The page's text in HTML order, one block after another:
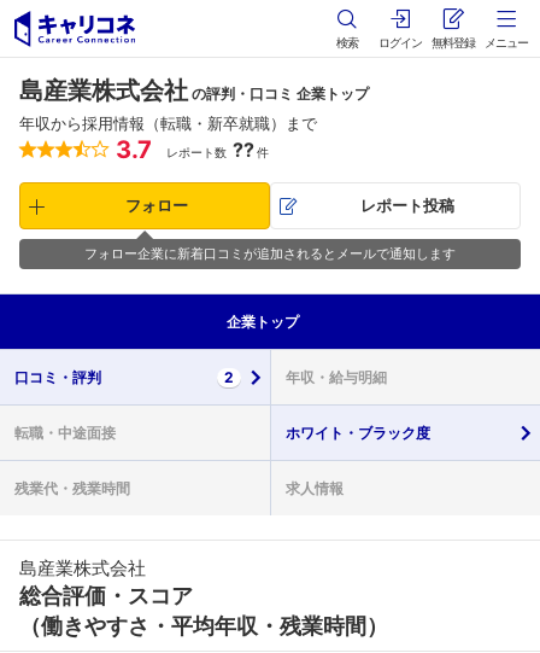
検索 ログイン 無料登録 メニュー
島産業株式会社 の評判・口コミ 企業トップ
年収から採用情報（転職・新卒就職）まで
3.7 レポート数 ??件
フォロー レポート投稿
フォロー企業に新着口コミが追加されるとメールで通知します
企業 トップ
口コミ・ 評判 2 年収・ 給与明細
転職・ 中途面接 ホワイト・ ブラック度
残業代・ 残業時間 求人情報
島産業株式会社
総合評価・スコア
（働きやすさ・平均年収・残業時間）